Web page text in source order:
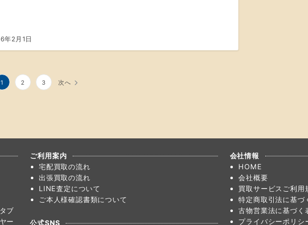
年2月1日
1 2 3 次へ
ブ
ー
ご利用案内
宅配買取の流れ
出張買取の流れ
LINE査定について
ご本人様確認書類について
公式SNS
会社情報
HOME
会社概要
買取サービスご利用
特定商取引法に基づ
古物営業法に基づく
プライバシーポリシ